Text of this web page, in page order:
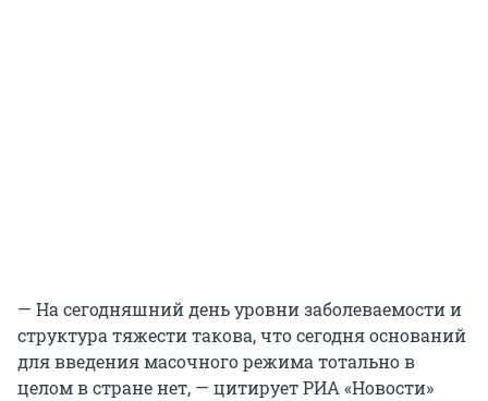
— На сегодняшний день уровни заболеваемости и
структура тяжести такова, что сегодня оснований
для введения масочного режима тотально в
целом в стране нет, — цитирует РИА «Новости»